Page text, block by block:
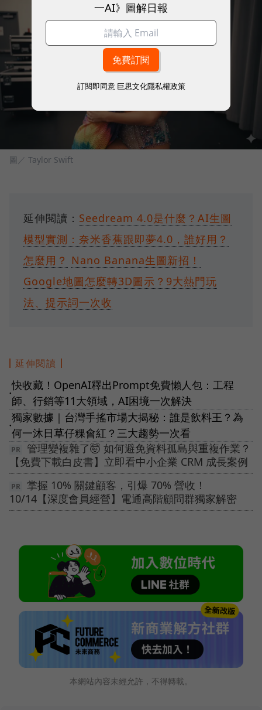
圖／ Taylor Swift
延伸閱讀： Seedream 4.0是什麼？AI生圖
模型實測：奈米香蕉跟即夢4.0，誰好用？
怎麼用？ Nano Banana生圖新招！
Google地圖怎麼轉3D圖示？9大熱門玩
法、提示詞一次收
延伸閱讀
●
快收藏！OpenAI釋出Prompt免費懶人包：工程
師、行銷等11大領域，AI困境一次解決
●
獨家數據｜台灣手搖市場大揭秘：誰是飲料王？為
何一沐日草仔粿會紅？三大趨勢一次看
管理變複雜了🤯 如何避免資料孤島與重複作業？
【免費下載白皮書】立即看中小企業 CRM 成長案例
掌握 10% 關鍵顧客，引爆 70% 營收！
10/14【深度會員經營】電通高階顧問群獨家解密
本網站內容未經允許，不得轉載。
一AI》圖解日報
訂閱即同意 巨思文化隱私權政策